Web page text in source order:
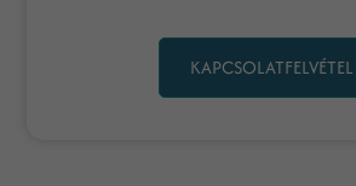
KAPCSOLATFELVÉTEL